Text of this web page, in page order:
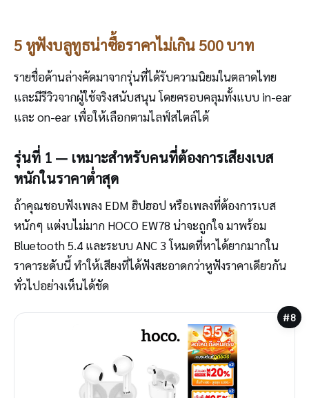
5 หูฟังบลูทูธน่าซื้อราคาไม่เกิน 500 บาท
รายชื่อด้านล่างคัดมาจากรุ่นที่ได้รับความนิยมในตลาดไทย
และมีรีวิวจากผู้ใช้จริงสนับสนุน โดยครอบคลุมทั้งแบบ in-ear
และ on-ear เพื่อให้เลือกตามไลฟ์สไตล์ได้
รุ่นที่ 1 — เหมาะสำหรับคนที่ต้องการเสียงเบส
หนักในราคาต่ำสุด
ถ้าคุณชอบฟังเพลง EDM ฮิปฮอป หรือเพลงที่ต้องการเบส
หนักๆ แต่งบไม่มาก HOCO EW78 น่าจะถูกใจ มาพร้อม
Bluetooth 5.4 และระบบ ANC 3 โหมดที่หาได้ยากมากใน
ราคาระดับนี้ ทำให้เสียงที่ได้ฟังสะอาดกว่าหูฟังราคาเดียวกัน
ทั่วไปอย่างเห็นได้ชัด
#8